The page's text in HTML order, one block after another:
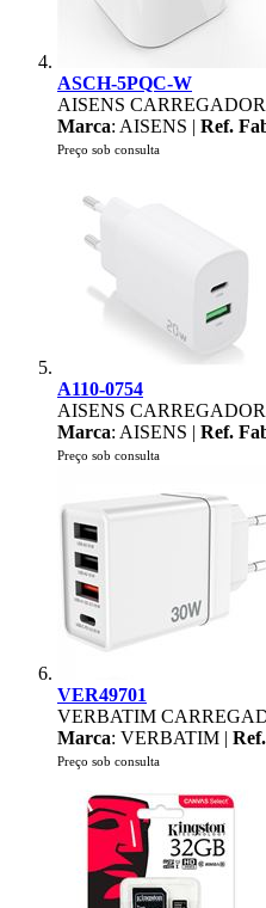
ASCH-5PQC-W
AISENS
Marca: AISENS | Ref.
Preço sob consulta
A110-0754
AISENS
Marca: AISENS | Ref.
Preço sob consulta
VER49701
VERBATIM
Marca: VERBATIM |
Preço sob consulta